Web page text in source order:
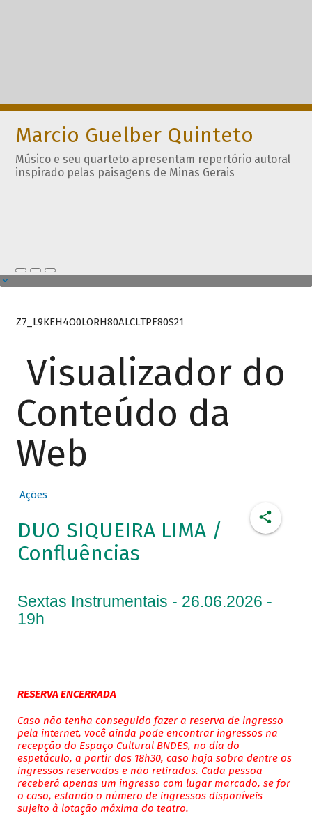
Marcio Guelber Quinteto
Músico e seu quarteto apresentam repertório autoral
inspirado pelas paisagens de Minas Gerais
Z7_L9KEH4O0LORH80ALCLTPF80S21
Visualizador do
Conteúdo da
Web
Ações
DUO SIQUEIRA LIMA /
Confluências
Sextas Instrumentais - 26.06.2026 -
19h
RESERVA ENCERRADA
Caso não tenha conseguido fazer a reserva de ingresso
pela internet, você ainda pode encontrar ingressos na
recepção do Espaço Cultural BNDES, no dia do
espetáculo, a partir das 18h30, caso haja sobra dentre os
ingressos reservados e não retirados. Cada pessoa
receberá apenas um ingresso com lugar marcado, se for
o caso, estando o número de ingressos disponíveis
sujeito à lotação máxima do teatro.